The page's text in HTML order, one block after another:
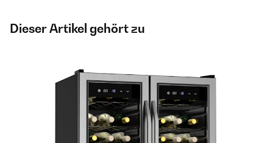
Dieser Artikel gehört zu